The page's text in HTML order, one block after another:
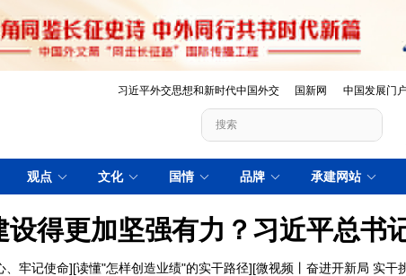
习近平外交思想和新时代中国外交 国新网 中国发展门
观点 文化 国情 品牌 承建网站
得更加坚强有力？习近平总书
、牢记使命][读懂"怎样创造业绩"的实干路径][微视频丨奋进开新局 实干